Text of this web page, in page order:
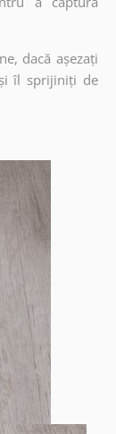
dacă așezați
îl sprijiniți de